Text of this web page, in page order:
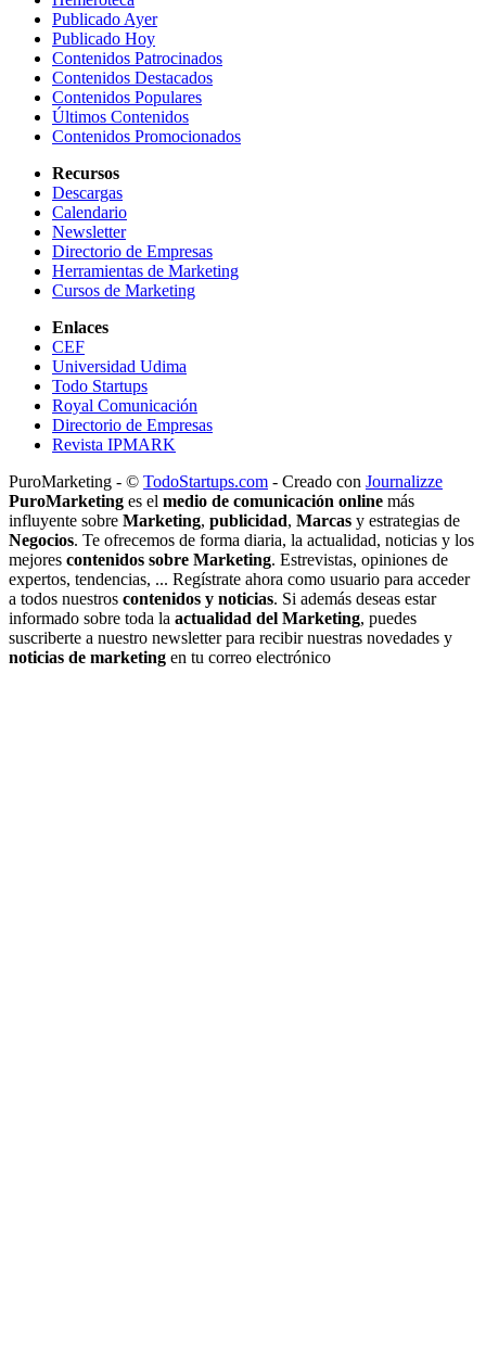
Publicado Ayer
Publicado Hoy
Contenidos Patrocinados
Contenidos Destacados
Contenidos Populares
Últimos Contenidos
Contenidos Promocionados
Recursos
Descargas
Calendario
Newsletter
Directorio de Empresas
Herramientas de Marketing
Cursos de Marketing
Enlaces
CEF
Universidad Udima
Todo Startups
Royal Comunicación
Directorio de Empresas
Revista IPMARK
PuroMarketing - © TodoStartups.com - Creado con Journalizze
PuroMarketing es el medio de comunicación online más
influyente sobre Marketing, publicidad, Marcas y estrategias de
Negocios. Te ofrecemos de forma diaria, la actualidad, noticias y los
mejores contenidos sobre Marketing. Estrevistas, opiniones de
expertos, tendencias, ... Regístrate ahora como usuario para acceder
a todos nuestros contenidos y noticias. Si además deseas estar
informado sobre toda la actualidad del Marketing, puedes
suscriberte a nuestro newsletter para recibir nuestras novedades y
noticias de marketing en tu correo electrónico